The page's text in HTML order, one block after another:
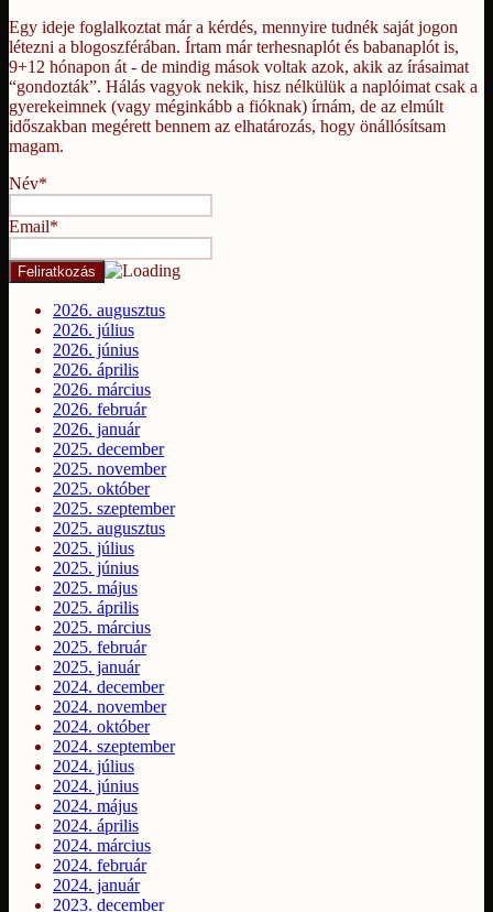
Egy ideje foglalkoztat már a kérdés, mennyire tudnék saját jogon
létezni a blogoszférában. Írtam már terhesnaplót és babanaplót is,
9+12 hónapon át - de mindig mások voltak azok, akik az írásaimat
“gondozták”. Hálás vagyok nekik, hisz nélkülük a naplóimat csak a
gyerekeimnek (vagy méginkább a fióknak) írnám, de az elmúlt
időszakban megérett bennem az elhatározás, hogy önállósítsam
magam.
Név*
Email*
2026. augusztus
2026. július
2026. június
2026. április
2026. március
2026. február
2026. január
2025. december
2025. november
2025. október
2025. szeptember
2025. augusztus
2025. július
2025. június
2025. május
2025. április
2025. március
2025. február
2025. január
2024. december
2024. november
2024. október
2024. szeptember
2024. július
2024. június
2024. május
2024. április
2024. március
2024. február
2024. január
2023. december